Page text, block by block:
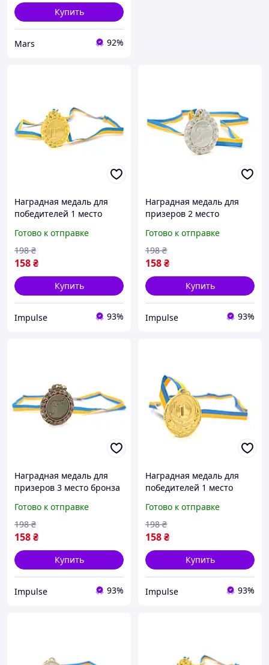
Купить
Mars 92%
Наградная медаль для
победителей 1 место
конкурсов и мероприятий
диаметр 6,5 см impulse
Готово к отправке
158₴
198 ₴
Купить
Impulse 93%
Наградная медаль для
призеров 2 место
соревнований конкурсов
и мероприятий диаметр
6,5 см impulse
Готово к отправке
158₴
198 ₴
Купить
Impulse 93%
Наградная медаль для
призеров 3 место бронза
конкурсов и мероприятий
диаметр 6,5 см impulse
Готово к отправке
158₴
198 ₴
Купить
Impulse 93%
Наградная медаль для
победителей 1 место
конкурсов и мероприятий
диаметр 6,5 см impulse
Готово к отправке
158₴
198 ₴
Купить
Impulse 93%